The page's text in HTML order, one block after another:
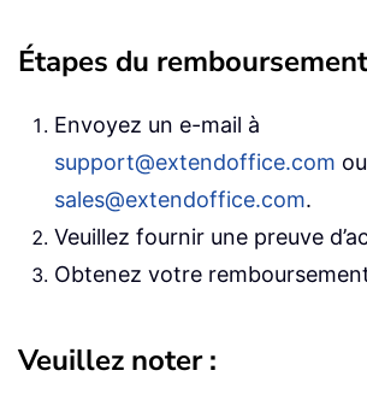
Étapes du
Envoyez un e-mail à
support@extendoffice.com
sales@extendoffice.com.
Veuillez fournir une preuve
Obtenez votre
Veuillez noter :